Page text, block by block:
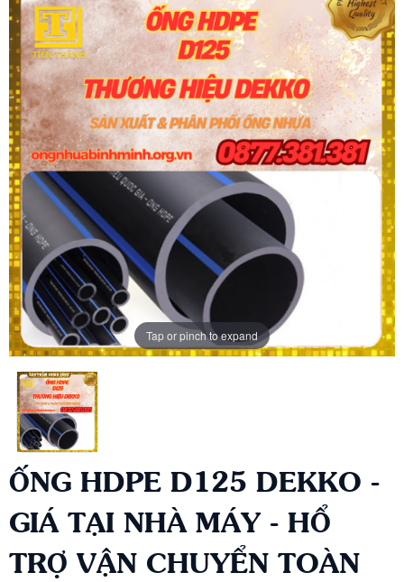
Tap or pinch to expand
ỐNG HDPE D125 DEKKO -
GIÁ TẠI NHÀ MÁY - HỔ
TRỢ VẬN CHUYỂN TOÀN